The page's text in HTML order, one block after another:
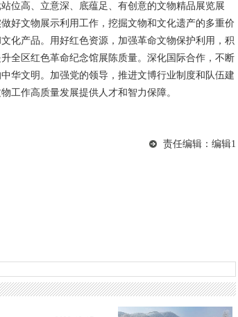
位高、立意深、底蕴足、有创意的文物精品展览展
好文物展示利用工作，挖掘文物和文化遗产的多重价
化产品。用好红色资源，加强革命文物保护利用，积
全区红色革命纪念馆展陈质量。深化国际合作，不断
华文明。加强党的领导，推进文博行业制度和队伍建
工作高质量发展提供人才和智力保障。
责任编辑：编辑1